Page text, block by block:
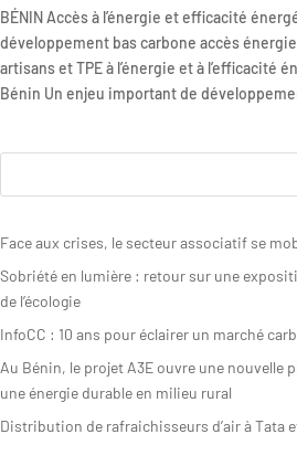
BÉNIN Accès à l’énergie et efficacité
développement bas carbone accès
artisans et TPE à l’énergie et à l’efficacité
Bénin Un enjeu important de
Face aux crises, le secteur associatif se
Sobriété en lumière : retour sur une
de l’écologie
InfoCC : 10 ans pour éclairer un marché
Au Bénin, le projet A3E ouvre une nouvelle
une énergie durable en milieu rural
Distribution de rafraichisseurs d’air à Tata